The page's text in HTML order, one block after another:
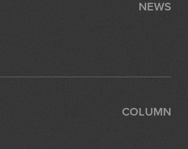
NEWS
COLUMN